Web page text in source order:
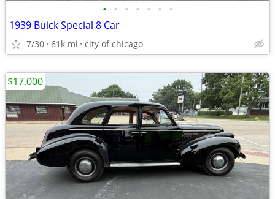
• • • • • • •
1939 Buick Special 8 Car
7/30 61k mi city of chicago
$17,000